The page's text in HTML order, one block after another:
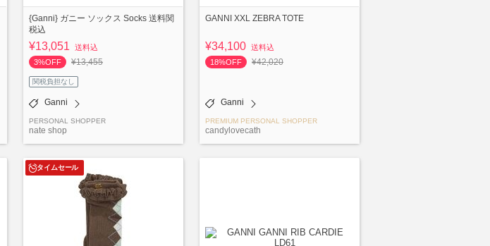
{Ganni} ガニー ソックス Socks 送料関
税込
¥13,051
送料込
3%OFF
¥13,455
関税負担なし
Ganni
PERSONAL SHOPPER
nate shop
GANNI XXL ZEBRA TOTE
¥34,100 送料込
18%OFF
¥42,020
Ganni
PREMIUM PERSONAL SHOPPER
candylovecath
タイムセール